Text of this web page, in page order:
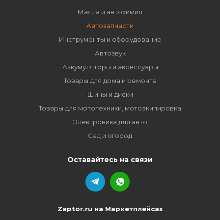
Масла и автохимия
Автозапчасти
Инструменты и оборудование
Автозвук
Аккумуляторы и аксессуары
Товары для дома и ремонта
Шины и диски
Товары для мототехники, мотоэкипировка
Электроника для авто
Сад и огород
Оставайтесь на связи
Zaptor.ru на Маркетплейсах